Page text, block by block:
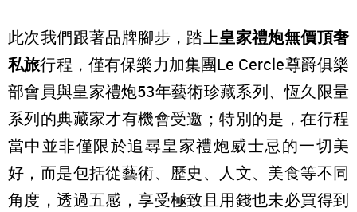
此次我們跟著品牌腳步，踏上皇家禮炮無價頂奢
私旅行程，僅有保樂力加集團Le Cercle尊爵俱樂
部會員與皇家禮炮53年藝術珍藏系列、恆久限量
系列的典藏家才有機會受邀；特別的是，在行程
當中並非僅限於追尋皇家禮炮威士忌的一切美
好，而是包括從藝術、歷史、人文、美食等不同
角度，透過五感，享受極致且用錢也未必買得到